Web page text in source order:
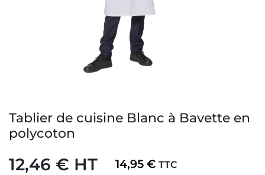
Tablier de cuisine Blanc à Bavette en
polycoton
12,46 € HT 14,95 € TTC